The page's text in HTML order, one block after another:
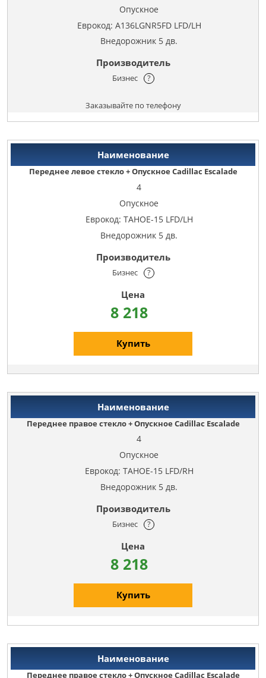
Опускное
Еврокод: A136LGNR5FD LFD/LH
Внедорожник 5 дв.
Бизнес ?
Заказывайте по телефону
Переднее левое стекло + Опускное Cadillac Escalade
4
Опускное
Еврокод: TAHOE-15 LFD/LH
Внедорожник 5 дв.
Бизнес ?
8 218
Купить
Переднее правое стекло + Опускное Cadillac Escalade
4
Опускное
Еврокод: TAHOE-15 LFD/RH
Внедорожник 5 дв.
Бизнес ?
8 218
Купить
Переднее правое стекло + Опускное Cadillac Escalade